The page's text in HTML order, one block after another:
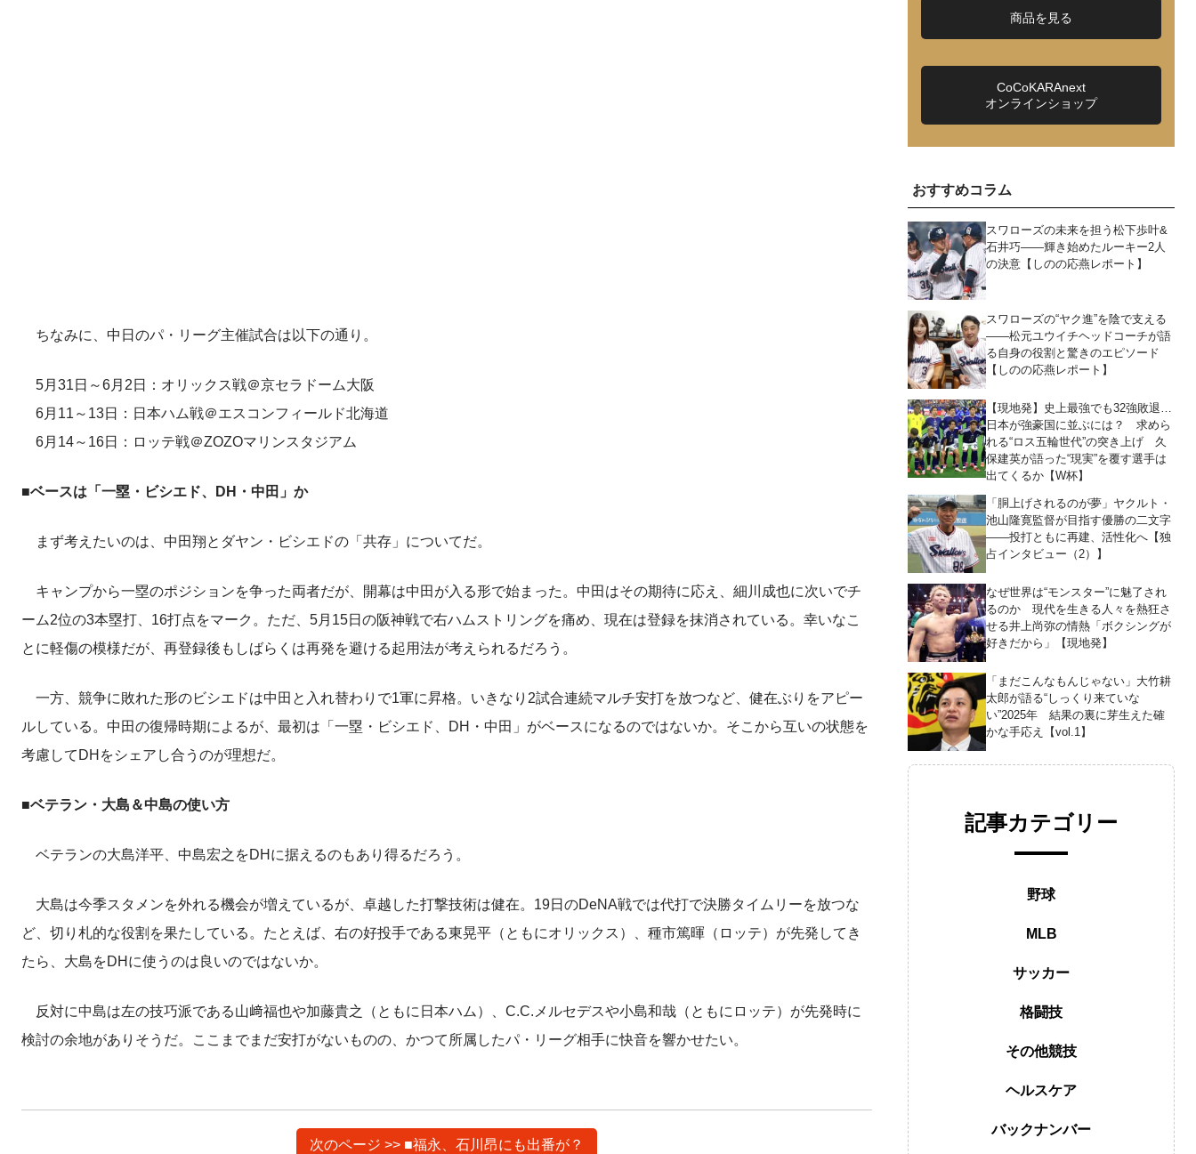
ちなみに、中日のパ・リーグ主催試合は以下の通り。
5月31日～6月2日：オリックス戦＠京セラドーム大阪
6月11～13日：日本ハム戦＠エスコンフィールド北海道
6月14～16日：ロッテ戦＠ZOZOマリンスタジアム
■ベースは「一塁・ビシエド、DH・中田」か
まず考えたいのは、中田翔とダヤン・ビシエドの「共存」についてだ。
キャンプから一塁のポジションを争った両者だが、開幕は中田が入る形で始まった。中田はその期待に応え、細川成也に次いでチ
ーム2位の3本塁打、16打点をマーク。ただ、5月15日の阪神戦で右ハムストリングを痛め、現在は登録を抹消されている。幸いなこ
とに軽傷の模様だが、再登録後もしばらくは再発を避ける起用法が考えられるだろう。
一方、競争に敗れた形のビシエドは中田と入れ替わりで1軍に昇格。いきなり2試合連続マルチ安打を放つなど、健在ぶりをアピー
ルしている。中田の復帰時期によるが、最初は「一塁・ビシエド、DH・中田」がベースになるのではないか。そこから互いの状態を
考慮してDHをシェアし合うのが理想だ。
■ベテラン・大島＆中島の使い方
ベテランの大島洋平、中島宏之をDHに据えるのもあり得るだろう。
大島は今季スタメンを外れる機会が増えているが、卓越した打撃技術は健在。19日のDeNA戦では代打で決勝タイムリーを放つな
ど、切り札的な役割を果たしている。たとえば、右の好投手である東晃平（ともにオリックス）、種市篤暉（ロッテ）が先発してき
たら、大島をDHに使うのは良いのではないか。
反対に中島は左の技巧派である山﨑福也や加藤貴之（ともに日本ハム）、C.C.メルセデスや小島和哉（ともにロッテ）が先発時に
検討の余地がありそうだ。ここまでまだ安打がないものの、かつて所属したパ・リーグ相手に快音を響かせたい。
次のページ >> ■福永、石川昂にも出番が？
商品を見る
CoCoKARAnext
オンラインショップ
おすすめコラム
スワローズの未来を担う松下歩叶&
石井巧――輝き始めたルーキー2人
の決意【しのの応燕レポート】
スワローズの“ヤク進”を陰で支える
――松元ユウイチヘッドコーチが語
る自身の役割と驚きのエピソード
【しのの応燕レポート】
【現地発】史上最強でも32強敗退…
日本が強豪国に並ぶには？ 求めら
れる“ロス五輪世代”の突き上げ 久
保建英が語った“現実”を覆す選手は
出てくるか【W杯】
「胴上げされるのが夢」ヤクルト・
池山隆寛監督が目指す優勝の二文字
――投打ともに再建、活性化へ【独
占インタビュー（2）】
なぜ世界は“モンスター”に魅了され
るのか 現代を生きる人々を熱狂さ
せる井上尚弥の情熱「ボクシングが
好きだから」【現地発】
「まだこんなもんじゃない」大竹耕
太郎が語る“しっくり来ていな
い”2025年 結果の裏に芽生えた確
かな手応え【vol.1】
記事カテゴリー
野球
MLB
サッカー
格闘技
その他競技
ヘルスケア
バックナンバー